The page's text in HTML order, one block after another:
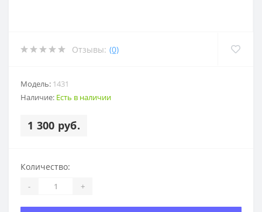
Отзывы: (0)
Модель: 1431
Наличие: Есть в наличии
1 300 руб.
Количество:
- +